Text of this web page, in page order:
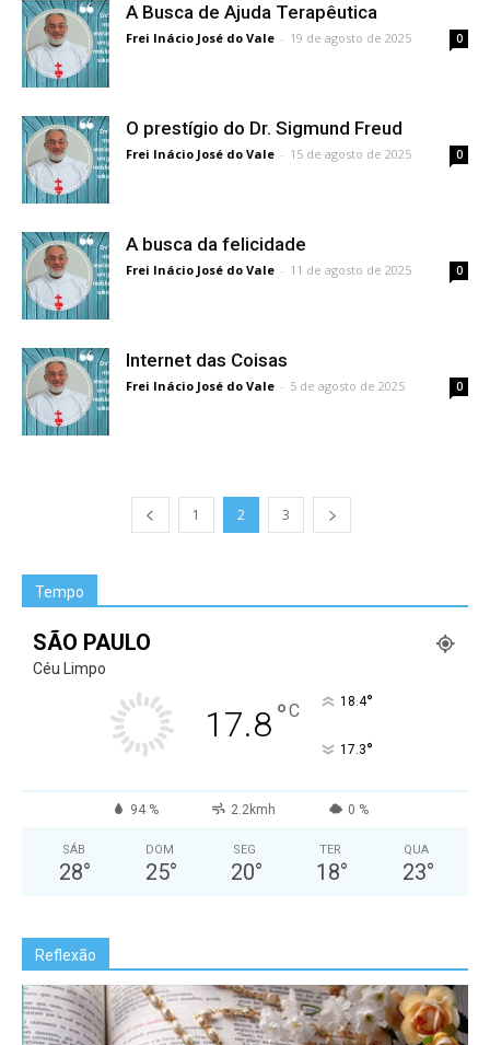
A Busca de Ajuda Terapêutica
Frei Inácio José do Vale - 19 de agosto de 2025 0
O prestígio do Dr. Sigmund Freud
Frei Inácio José do Vale - 15 de agosto de 2025 0
A busca da felicidade
Frei Inácio José do Vale - 11 de agosto de 2025 0
Internet das Coisas
Frei Inácio José do Vale - 5 de agosto de 2025 0
1 2 3
Tempo
SÃO PAULO
Céu Limpo
17.8°C 18.4°
17.3°
94 % 2.2kmh 0 %
SÁB
28°
DOM
25°
SEG
20°
TER
18°
QUA
23°
Reflexão